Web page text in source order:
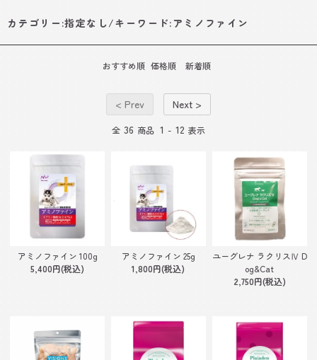
カテゴリー:指定なし/キーワード:アミノファイン
おすすめ順 価格順 新着順
< Prev Next >
全 36 商品 1 - 12 表示
アミノファイン 100g
5,400円(税込)
アミノファイン 25g
1,800円(税込)
ユーグレナ ラクリスⅣ D
og&Cat
2,750円(税込)